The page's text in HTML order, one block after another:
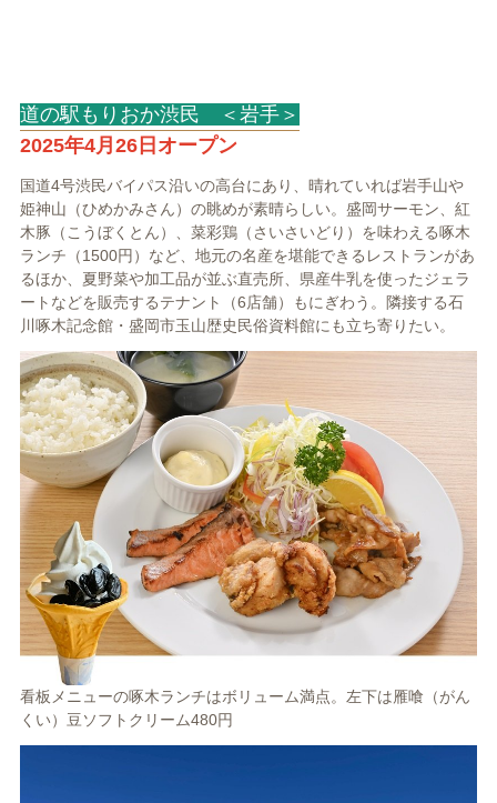
道の駅もりおか渋民 ＜岩手＞
2025年4月26日オープン
国道4号渋民バイパス沿いの高台にあり、晴れていれば岩手山や
姫神山（ひめかみさん）の眺めが素晴らしい。盛岡サーモン、紅
木豚（こうぼくとん）、菜彩鶏（さいさいどり）を味わえる啄木
ランチ（1500円）など、地元の名産を堪能できるレストランがあ
るほか、夏野菜や加工品が並ぶ直売所、県産牛乳を使ったジェラ
ートなどを販売するテナント（6店舗）もにぎわう。隣接する石
川啄木記念館・盛岡市玉山歴史民俗資料館にも立ち寄りたい。
看板メニューの啄木ランチはボリューム満点。左下は雁喰（がん
くい）豆ソフトクリーム480円